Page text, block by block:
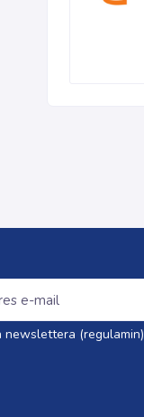
newslettera (regulamin)